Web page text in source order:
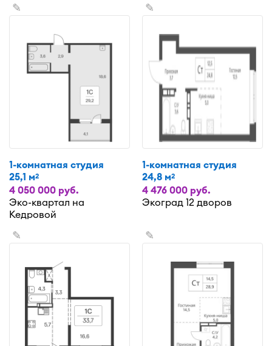
✎
1-комнатная студия
25,1 м2
4 050 000 руб.
Эко-квартал на
Кедровой
✎
1-комнатная студия
24,8 м2
4 476 000 руб.
Экоград 12 дворов
✎ ✎